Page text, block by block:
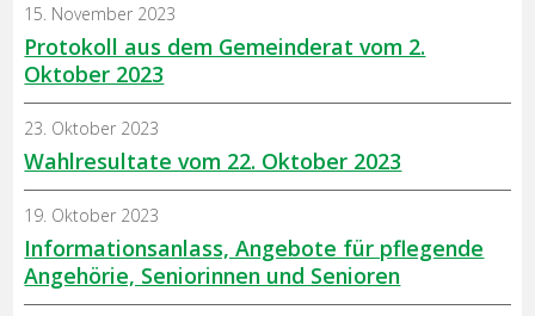
Protokoll aus dem Gemeinderat vom 2.
Oktober 2023
15. November 2023
Wahlresultate vom 22. Oktober 2023
23. Oktober 2023
Informationsanlass, Angebote für pflegende
Angehörie, Seniorinnen und Senioren
19. Oktober 2023